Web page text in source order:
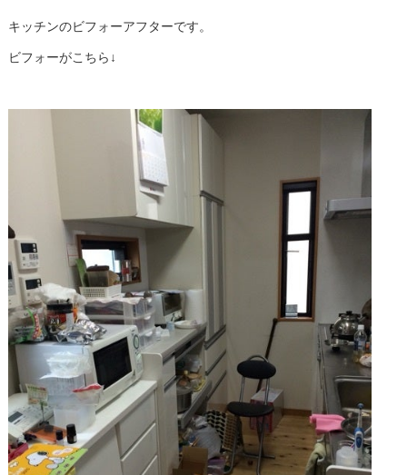
キッチンのビフォーアフターです。
ビフォーがこちら↓